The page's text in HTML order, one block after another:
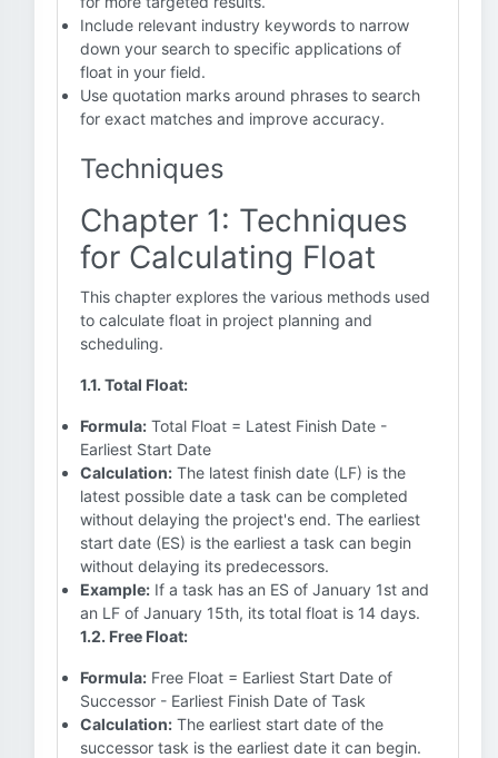
Include relevant industry keywords to narrow
down your search to specific applications of
float in your field.
Use quotation marks around phrases to search
for exact matches and improve accuracy.
Techniques
Chapter 1: Techniques
for Calculating Float
This chapter explores the various methods used
to calculate float in project planning and
scheduling.
1.1. Total Float:
Formula: Total Float = Latest Finish Date -
Earliest Start Date
Calculation: The latest finish date (LF) is the
latest possible date a task can be completed
without delaying the project's end. The earliest
start date (ES) is the earliest a task can begin
without delaying its predecessors.
Example: If a task has an ES of January 1st and
an LF of January 15th, its total float is 14 days.
1.2. Free Float:
Formula: Free Float = Earliest Start Date of
Successor - Earliest Finish Date of Task
Calculation: The earliest start date of the
successor task is the earliest date it can begin.